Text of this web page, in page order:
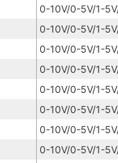
0-10V/0-5V/1-
0-10V/0-5V/1-
0-10V/0-5V/1-
0-10V/0-5V/1-
0-10V/0-5V/1-
0-10V/0-5V/1-
0-10V/0-5V/1-
0-10V/0-5V/1-